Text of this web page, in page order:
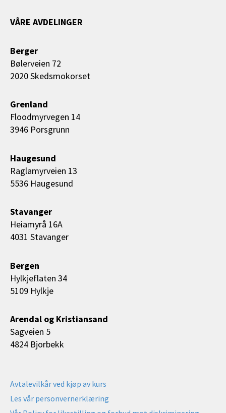
VÅRE AVDELINGER
Berger
Bølerveien 72
2020 Skedsmokorset
Grenland
Floodmyrvegen 14
3946 Porsgrunn
Haugesund
Raglamyrveien 13
5536 Haugesund
Stavanger
Heiamyrå 16A
4031 Stavanger
Bergen
Hylkjeflaten 34
5109 Hylkje
Arendal og Kristiansand
Sagveien 5
4824 Bjorbekk
Avtalevilkår ved kjøp av kurs
Les vår personvernerklæring